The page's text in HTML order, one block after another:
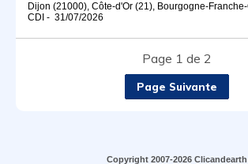
Dijon (21000), Côte-d'Or (21), Bourgogne-
CDI - 31/07/2026
Page 1 de 2
Page Suivante
Copyright 2007-2026 Clicandearth